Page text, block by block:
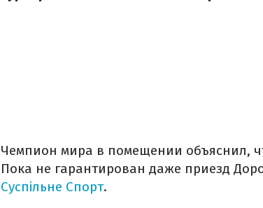
Чемпион мира в помещении объяснил,
Пока не гарантирован даже приезд
Суспільне Спорт.